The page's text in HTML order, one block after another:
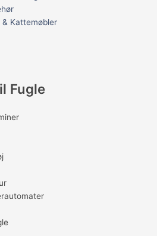
Kattemøbler
Fugle